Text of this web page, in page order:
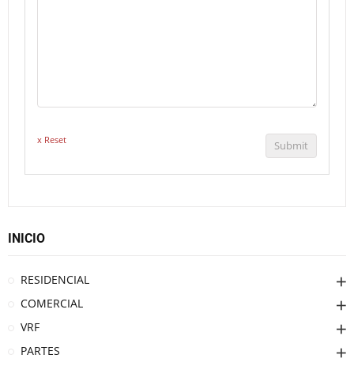
x Reset Submit
INICIO
RESIDENCIAL
COMERCIAL
VRF
PARTES